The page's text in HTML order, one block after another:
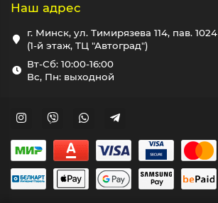
Наш адрес
г. Минск, ул. Тимирязева 114, пав. 1024
(1-й этаж, ТЦ "Автоград")
Вт-Сб: 10:00-16:00
Вс, Пн: выходной